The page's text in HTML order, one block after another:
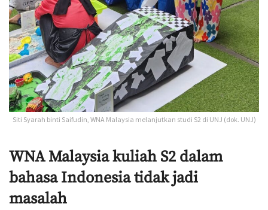
Siti Syarah binti Saifudin, WNA Malaysia melanjutkan studi S2 di UNJ (dok. UNJ)
WNA Malaysia kuliah S2 dalam
bahasa Indonesia tidak jadi
masalah